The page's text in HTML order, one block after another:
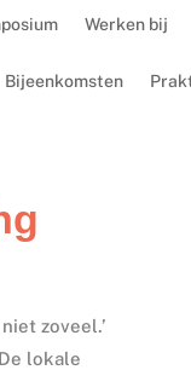
Werken bij
Bijeenkomsten
zoveel.’
lokale